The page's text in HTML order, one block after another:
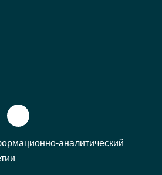
аналитический